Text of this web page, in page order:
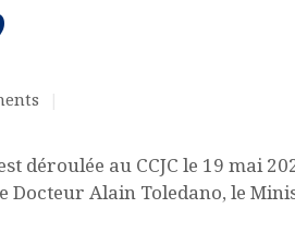
DONS
déroulée au CCJC le 19 mai
Docteur Alain Toledano, le